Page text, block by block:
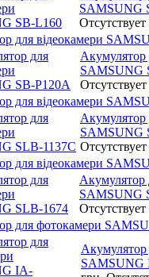
SAMSUNG
Отсутствует
для відеокамери
Акумулятор
SAMSUNG
Отсутствует
для відеокамери
Акумулятор
SAMSUNG
Отсутствует
для відеокамери
Акумулятор
SAMSUNG
Отсутствует
для фотокамери
SAMSUNG